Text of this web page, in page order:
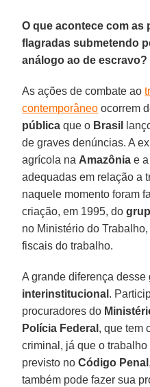
O que acontece com as
flagradas submetendo
análogo ao de escravo?
As ações de combate ao
contemporâneo ocorrem
pública que o Brasil
de graves denúncias. A
agrícola na Amazônia e
adequadas em relação a
naquele momento foram
criação, em 1995, do
no Ministério do
fiscais do trabalho.
A grande diferença
interinstitucional .
procuradores do
Polícia Federal , que tem
criminal, já que o
previsto noCódigo Penal
também pode fazer sua